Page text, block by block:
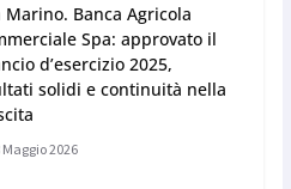
Marino. Banca Agricola
Spa: approvato il
d’esercizio 2025,
solidi e continuità nella
Maggio 2026